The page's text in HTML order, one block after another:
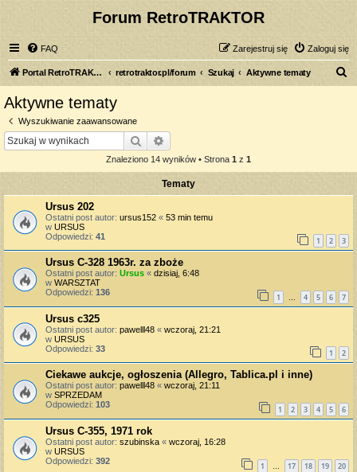
Forum RetroTRAKTOR
FAQ Zaloguj się
Zarejestruj się
Portal RetroTRAKTOR.pl retrotraktor.pl/forum Szukaj Aktywne tematy
Aktywne tematy
Wyszukiwanie zaawansowane
Szukaj
Znaleziono 14 wyników • Strona 1 z 1
Tematy
Ursus 202
Ostatni post autor: ursus152 « 53 min temu
w URSUS
Odpowiedzi: 41 1 2 3
Ursus C-328 1963r. za zboże
Ostatni post autor: Ursus « dzisiaj, 6:48
w WARSZTAT
Odpowiedzi: 136 1 … 4 5 6 7
Ursus c325
Ostatni post autor: pawelll48 « wczoraj, 21:21
w URSUS
Odpowiedzi: 33 1 2
Ciekawe aukcje, ogłoszenia (Allegro, Tablica.pl i inne)
Ostatni post autor: pawelll48 « wczoraj, 21:11
w SPRZEDAM
Odpowiedzi: 103 1 2 3 4 5 6
Ursus C-355, 1971 rok
Ostatni post autor: szubinska « wczoraj, 16:28
w URSUS
Odpowiedzi: 392 1 … 17 18 19 20